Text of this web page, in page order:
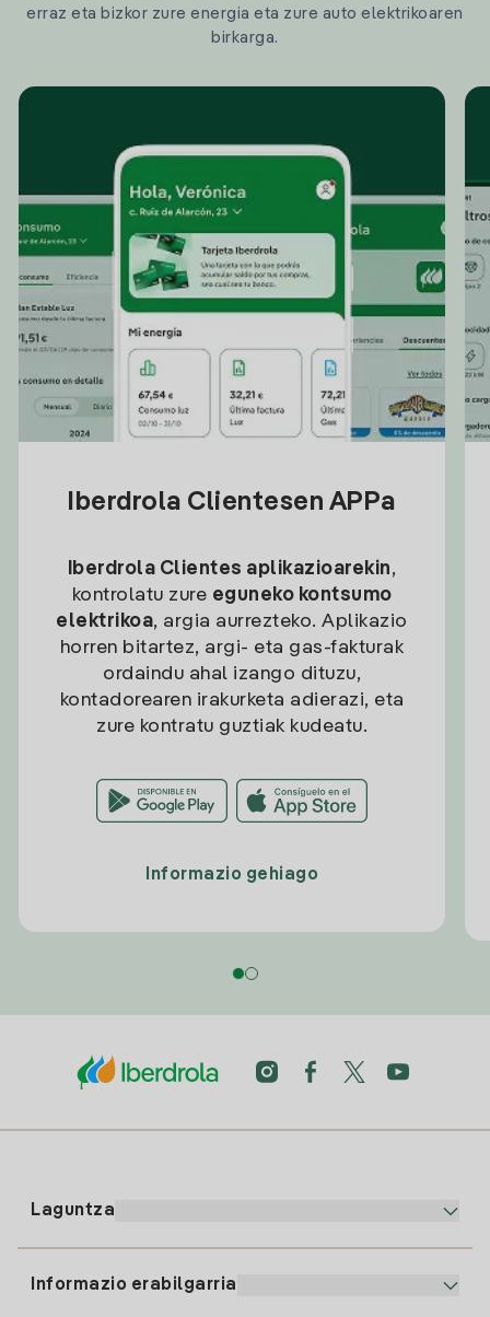
erraz eta bizkor zure energia eta zure auto elektrikoaren
birkarga.
Iberdrola Clientesen APPa
Iberdrola Clientes aplikazioarekin,
kontrolatu zure eguneko kontsumo
elektrikoa, argia aurrezteko. Aplikazio
horren bitartez, argi- eta gas-fakturak
ordaindu ahal izango dituzu,
kontadorearen irakurketa adierazi, eta
zure kontratu guztiak kudeatu.
Informazio gehiago
Laguntza
Informazio erabilgarria